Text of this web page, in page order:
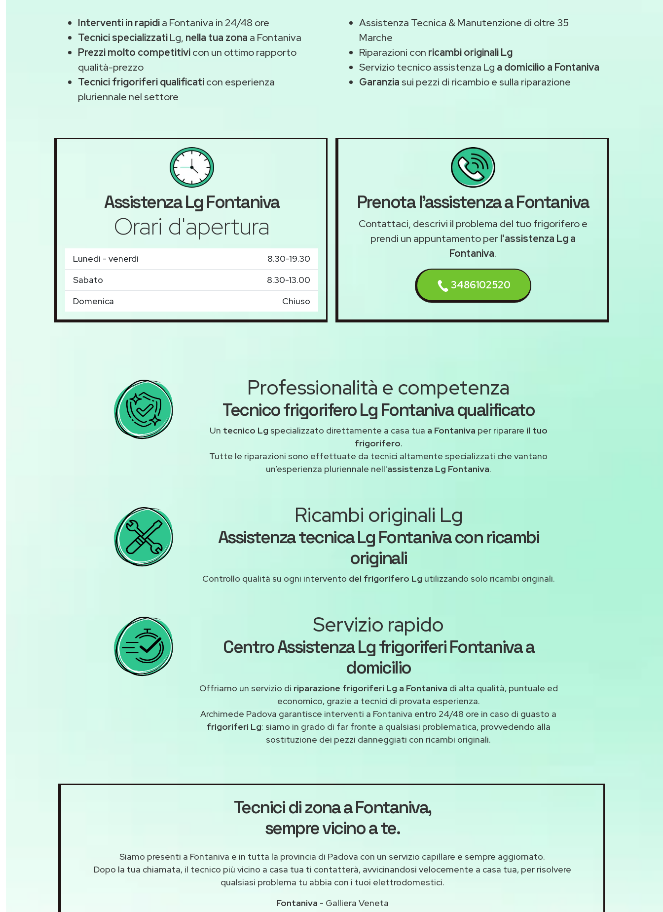
Interventi in rapidia Fontaniva in 24/48 ore
Tecnici specializzatiLg, nella tua zona a Fontaniva
Prezzi molto competitivicon un ottimo rapporto
qualità-prezzo
Tecnici frigoriferi qualificaticon esperienza
pluriennale nel settore
Assistenza Tecnica & Manutenzione di oltre 35
Marche
Riparazioni con ricambi originali Lg
Servizio tecnico assistenza Lg a domicilio a Fontaniva
Garanzia sui pezzi di ricambio e sulla riparazione
AssistenzaLgFontaniva
Orari d'apertura
Lunedì - venerdì
8.30-19.30
Sabato
8.30-13.00
Domenica
Chiuso
Prenota l'assistenza a Fontaniva
Contattaci, descrivi il problema del tuo frigorifero e
prendi un appuntamento perl'assistenza Lg a
Fontaniva.
3486102520
Professionalità e competenza
Tecnico frigorifero Lg Fontaniva qualificato
Un tecnico Lg specializzato direttamente a casa tua a Fontaniva per riparare il tuo
frigorifero.
Tutte le riparazioni sono effettuate da tecnici altamente specializzati che vantano
un’esperienza pluriennale nell'assistenza Lg Fontaniva.
Ricambi originali Lg
Assistenza tecnica Lg Fontaniva con ricambi
originali
Controllo qualità su ogni intervento del frigorifero Lg utilizzando solo ricambi originali.
Servizio rapido
Centro Assistenza Lg frigoriferi Fontaniva a
domicilio
Offriamo un servizio di riparazione frigoriferi Lg a Fontaniva di alta qualità, puntuale ed
economico, grazie a tecnici di provata esperienza.
Archimede Padova garantisce interventi a Fontaniva entro 24/48 ore in caso di guasto a
frigoriferi Lg: siamo in grado di far fronte a qualsiasi problematica, provvedendo alla
sostituzione dei pezzi danneggiati con ricambi originali.
Tecnici di zona a Fontaniva,
sempre vicino a te.
Siamo presenti a Fontaniva e in tutta la provincia di Padova con un servizio capillare e sempre aggiornato.
Dopo la tua chiamata, il tecnico più vicino a casa tua ti contatterà, avvicinandosi velocemente a casa tua, per risolvere
qualsiasi problema tu abbia con i tuoi elettrodomestici.
Fontaniva - Galliera Veneta